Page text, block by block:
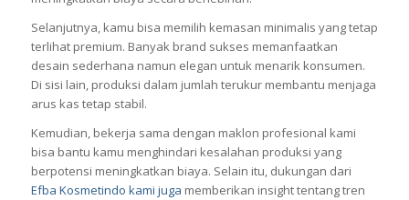
Selanjutnya, kamu bisa memilih kemasan minimalis yang tetap
terlihat premium. Banyak brand sukses memanfaatkan
desain sederhana namun elegan untuk menarik konsumen.
Di sisi lain, produksi dalam jumlah terukur membantu menjaga
arus kas tetap stabil.
Kemudian, bekerja sama dengan maklon profesional kami
bisa bantu kamu menghindari kesalahan produksi yang
berpotensi meningkatkan biaya. Selain itu, dukungan dari
Efba Kosmetindo kami juga memberikan insight tentang tren